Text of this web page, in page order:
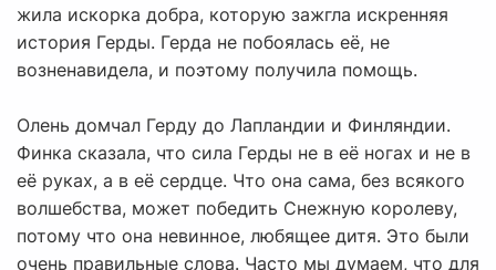
жила искорка добра, которую зажгла искренняя
история Герды. Герда не побоялась её, не
возненавидела, и поэтому получила помощь.
Олень домчал Герду до Лапландии и Финляндии.
Финка сказала, что сила Герды не в её ногах и не в
её руках, а в её сердце. Что она сама, без всякого
волшебства, может победить Снежную королеву,
потому что она невинное, любящее дитя. Это были
очень правильные слова. Часто мы думаем, что для